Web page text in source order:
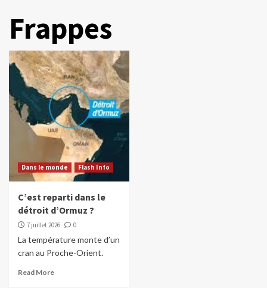
Frappes
Dans le monde Flash Info
C’est reparti dans le
détroit d’Ormuz ?
7 juillet 2026 0
La température monte d’un
cran au Proche-Orient.
Read More